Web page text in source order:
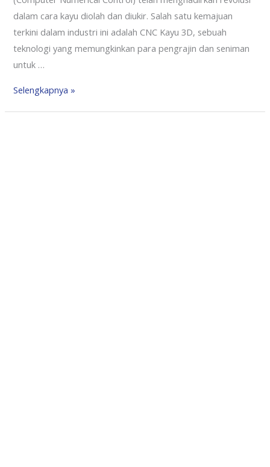
dalam cara kayu diolah dan diukir. Salah satu kemajuan
terkini dalam industri ini adalah CNC Kayu 3D, sebuah
teknologi yang memungkinkan para pengrajin dan seniman
untuk …
Selengkapnya »